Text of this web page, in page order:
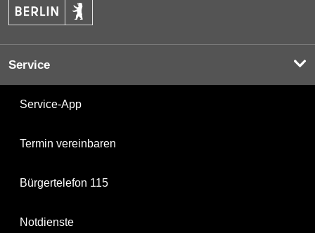
Service
Service-App
Termin vereinbaren
Bürgertelefon 115
Notdienste